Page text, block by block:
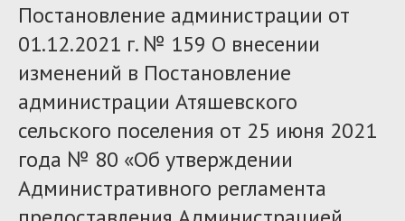
Постановление администрации от
01.12.2021 г. № 159 О внесении
изменений в Постановление
администрации Атяшевского
сельского поселения от 25 июня 2021
года № 80 «Об утверждении
Административного регламента